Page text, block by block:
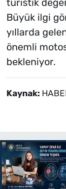
turistik
Büyük ilgi
yıllarda
önemli
bekleniyor.
Kaynak: